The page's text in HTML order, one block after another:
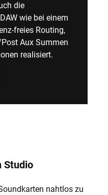
die
wie bei einem
freies Routing,
Aux Summen
realisiert.
Studio
nahtlos zu